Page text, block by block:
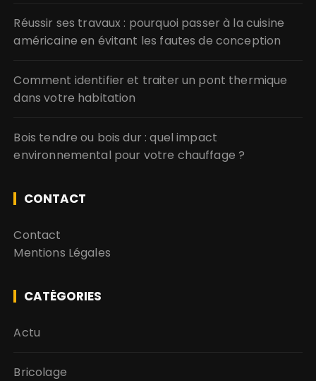
Réussir ses travaux : pourquoi passer à la cuisine
américaine en évitant les fautes de conception
Comment identifier et traiter un pont thermique
dans votre habitation
Bois tendre ou bois dur : quel impact
environnemental pour votre chauffage ?
CONTACT
Contact
Mentions Légales
CATÉGORIES
Actu
Bricolage